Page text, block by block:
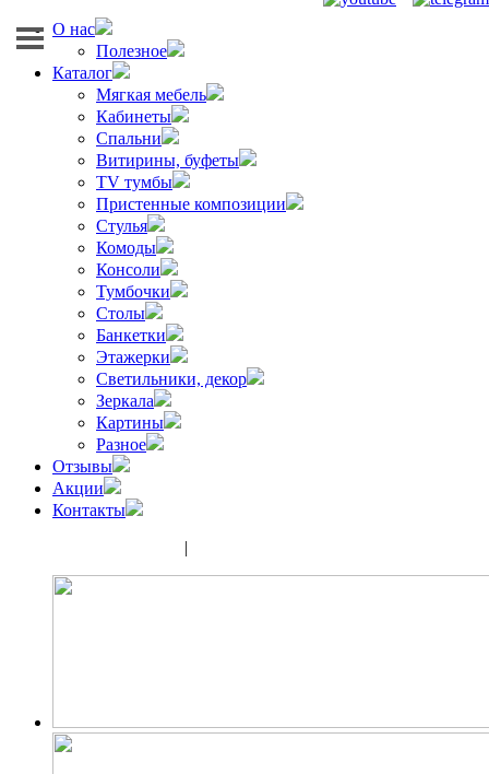
О нас
Полезное
Каталог
Мягкая мебель
Кабинеты
Спальни
Витирины, буфеты
TV тумбы
Пристенные композиции
Стулья
Комоды
Консоли
Тумбочки
Столы
Банкетки
Этажерки
Светильники, декор
Зеркала
Картины
Разное
Отзывы
Акции
Контакты
|